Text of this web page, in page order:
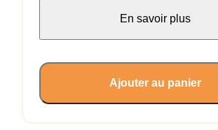
En savoir plus
Ajouter au panier